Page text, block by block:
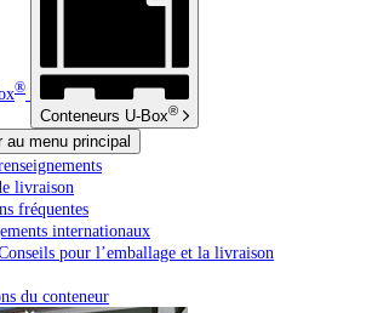
®
Conteneurs U-Box®
au menu principal
livraison
fréquentes
internationaux
pour l’emballage et la livraison
du conteneur